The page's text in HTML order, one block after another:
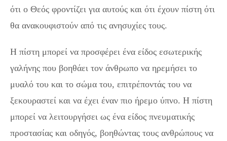
ότι ο Θεός φροντίζει για αυτούς και ότι έχουν πίστη ότι
θα ανακουφιστούν από τις ανησυχίες τους.
Η πίστη μπορεί να προσφέρει ένα είδος εσωτερικής
γαλήνης που βοηθάει τον άνθρωπο να ηρεμήσει το
μυαλό του και το σώμα του, επιτρέποντάς του να
ξεκουραστεί και να έχει έναν πιο ήρεμο ύπνο. Η πίστη
μπορεί να λειτουργήσει ως ένα είδος πνευματικής
προστασίας και οδηγός, βοηθώντας τους ανθρώπους να